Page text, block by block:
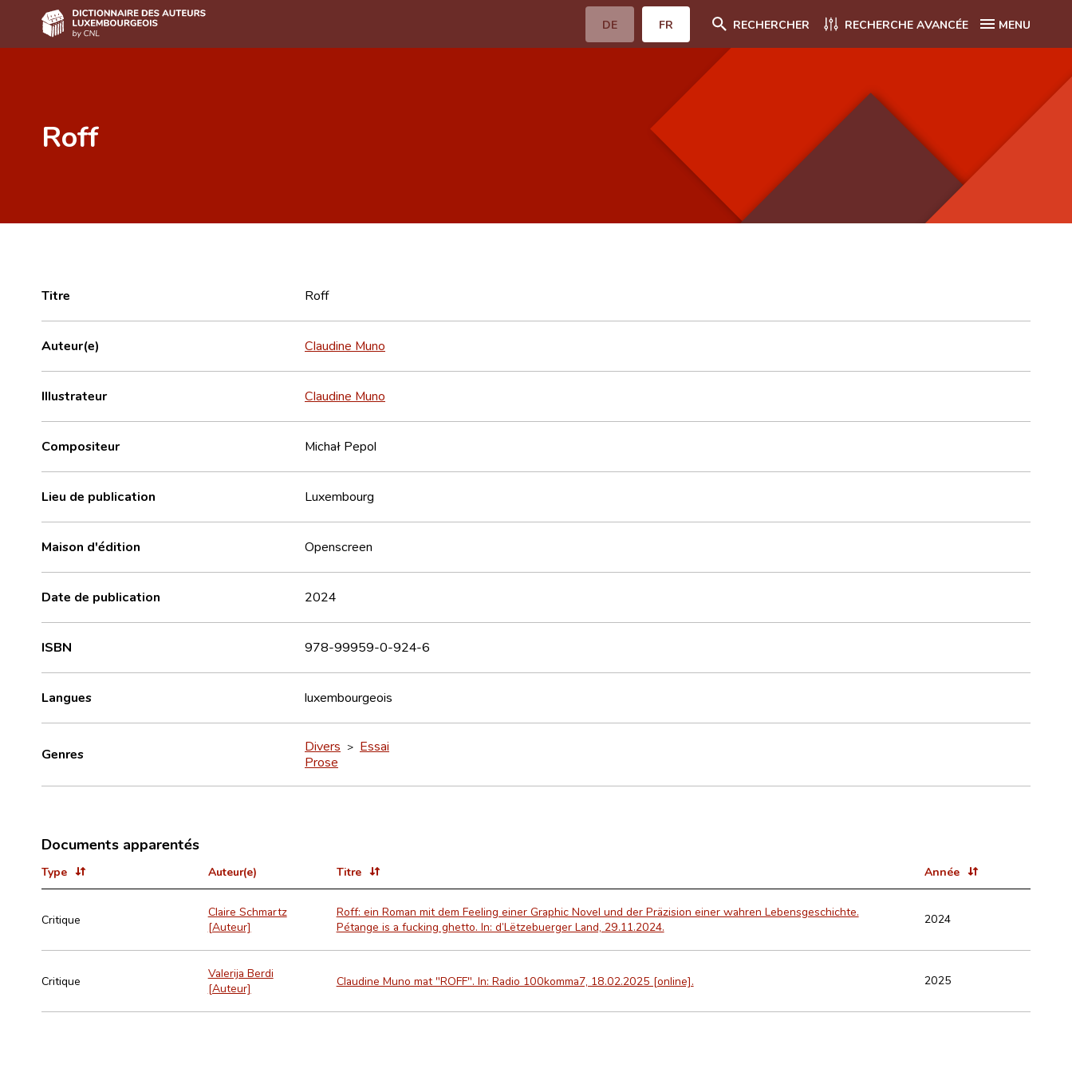
DE FR RECHERCHER RECHERCHE AVANCÉE MENU
Recherche avancée
Roff
Titre Roff
Auteur(e) Claudine Muno
Illustrateur Claudine Muno
Compositeur Michał Pepol
Lieu de publication Luxembourg
Maison d'édition Openscreen
Date de publication 2024
ISBN 978-99959-0-924-6
Langues luxembourgeois
Genres Divers > Essai
Prose
Documents apparentés
Type Auteur(e) Titre Année
Critique
Claire Schmartz
[Auteur]
Roff: ein Roman mit dem Feeling einer Graphic Novel und der Präzision einer wahren Lebensgeschichte.
Pétange is a fucking ghetto. In: d’Lëtzebuerger Land, 29.11.2024.
2024
Critique
Valerija Berdi
[Auteur]
Claudine Muno mat "ROFF". In: Radio 100komma7, 18.02.2025 [online]. 2025